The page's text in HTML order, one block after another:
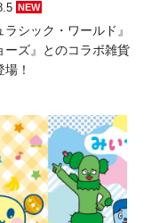
NEW
ラシック・ワールド』
ーズ』とのコラボ雑貨
！